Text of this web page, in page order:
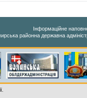
Інформаційне
районна державна